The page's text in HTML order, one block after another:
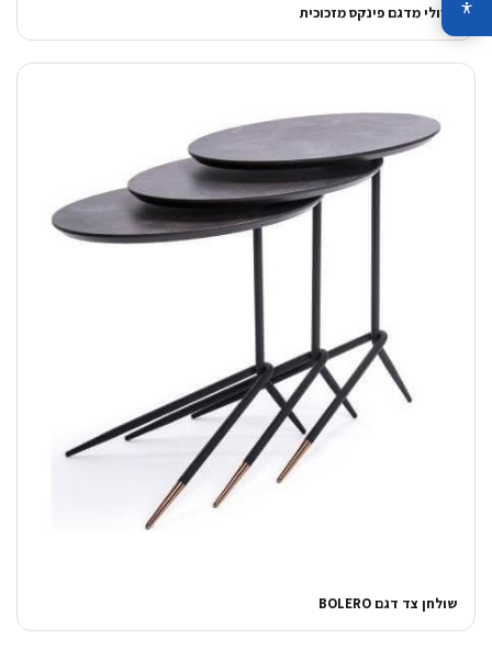
טרולי מדגם פינקס מזכוכית
שולחן צד דגם BOLERO